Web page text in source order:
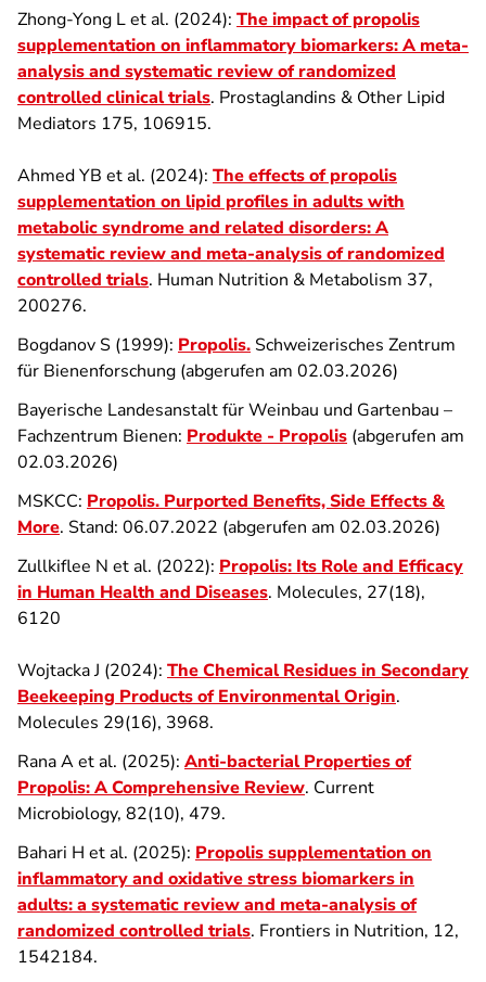
Zhong-Yong L et al. (2024): The impact of propolis
supplementation on inflammatory biomarkers: A meta-
analysis and systematic review of randomized
controlled clinical trials. Prostaglandins & Other Lipid
Mediators 175, 106915.
Ahmed YB et al. (2024): The effects of propolis
supplementation on lipid profiles in adults with
metabolic syndrome and related disorders: A
systematic review and meta-analysis of randomized
controlled trials. Human Nutrition & Metabolism 37,
200276.
Bogdanov S (1999): Propolis. Schweizerisches Zentrum
für Bienenforschung (abgerufen am 02.03.2026)
Bayerische Landesanstalt für Weinbau und Gartenbau –
Fachzentrum Bienen: Produkte - Propolis (abgerufen am
02.03.2026)
MSKCC: Propolis. Purported Benefits, Side Effects &
More. Stand: 06.07.2022 (abgerufen am 02.03.2026)
Zullkiflee N et al. (2022): Propolis: Its Role and Efficacy
in Human Health and Diseases. Molecules, 27(18),
6120
Wojtacka J (2024): The Chemical Residues in Secondary
Beekeeping Products of Environmental Origin.
Molecules 29(16), 3968.
Rana A et al. (2025): Anti-bacterial Properties of
Propolis: A Comprehensive Review. Current
Microbiology, 82(10), 479.
Bahari H et al. (2025): Propolis supplementation on
inflammatory and oxidative stress biomarkers in
adults: a systematic review and meta-analysis of
randomized controlled trials. Frontiers in Nutrition, 12,
1542184.